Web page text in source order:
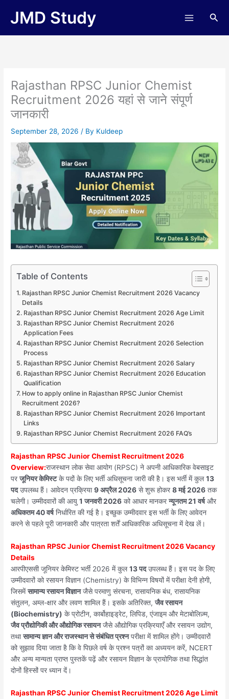
JMD Study
Rajasthan RPSC Junior Chemist
Recruitment 2026 यहां से जाने संपूर्ण
जानकारी
September 28, 2026/ By Kuldeep
Table of Contents
Rajasthan RPSC Junior Chemist Recruitment 2026 Vacancy
Details
Rajasthan RPSC Junior Chemist Recruitment 2026 Age Limit
Rajasthan RPSC Junior Chemist Recruitment 2026
Application Fees
Rajasthan RPSC Junior Chemist Recruitment 2026 Selection
Process
Rajasthan RPSC Junior Chemist Recruitment 2026 Salary
Rajasthan RPSC Junior Chemist Recruitment 2026 Education
Qualification
How to apply online in Rajasthan RPSC Junior Chemist
Recruitment 2026?
Rajasthan RPSC Junior Chemist Recruitment 2026 Important
Links
Rajasthan RPSC Junior Chemist Recruitment 2026 FAQ’s
Rajasthan RPSC Junior Chemist Recruitment 2026
Overview:राजस्थान लोक सेवा आयोग (RPSC) ने अपनी आधिकारिक वेबसाइट
परजूनियर केमिस्टके पदों के लिए भर्ती अधिसूचना जारी की है। इस भर्ती में कुल13
पदउपलब्ध हैं। आवेदन प्रक्रिया9 अप्रैल 2026 से शुरू होकर8 मई 2026 तक
चलेगी। उम्मीदवारों की आयु1 जनवरी 2026 को आधार मानकरन्यूनतम 21 वर्षऔर
अधिकतम 40 वर्षनिर्धारित की गई है। इच्छुक उम्मीदवार इस भर्ती के लिए आवेदन
करने से पहले पूरी जानकारी और पात्रता शर्तें आधिकारिक अधिसूचना में देख लें।
Rajasthan RPSC Junior Chemist Recruitment 2026 Vacancy
Details
आरपीएससी जूनियर केमिस्ट भर्ती 2026 में कुल13 पदउपलब्ध हैं। इस पद के लिए
उम्मीदवारों को रसायन विज्ञान (Chemistry) के विभिन्न विषयों में परीक्षा देनी होगी,
जिसमेंसामान्य रसायन विज्ञानजैसे परमाणु संरचना, रासायनिक बंध, रासायनिक
संतुलन, अम्ल-क्षार और लवण शामिल हैं। इसके अतिरिक्त,जैव रसायन
(Biochemistry) के प्रोटीन, कार्बोहाइड्रेट, लिपिड, एंजाइम और मेटाबोलिज़्म,
जैव प्रौद्योगिकी और औद्योगिक रसायनजैसे औद्योगिक प्रक्रियाएँ और रसायन उद्योग,
तथासामान्य ज्ञान और राजस्थान से संबंधित प्रश्नपरीक्षा में शामिल होंगे। उम्मीदवारों
को सुझाव दिया जाता है कि वे पिछले वर्ष के प्रश्न पत्रों का अध्ययन करें, NCERT
और अन्य मान्यता प्राप्त पुस्तकें पढ़ें और रसायन विज्ञान के प्रायोगिक तथा सिद्धांत
दोनों हिस्सों पर ध्यान दें।
Rajasthan RPSC Junior Chemist Recruitment 2026 Age Limit